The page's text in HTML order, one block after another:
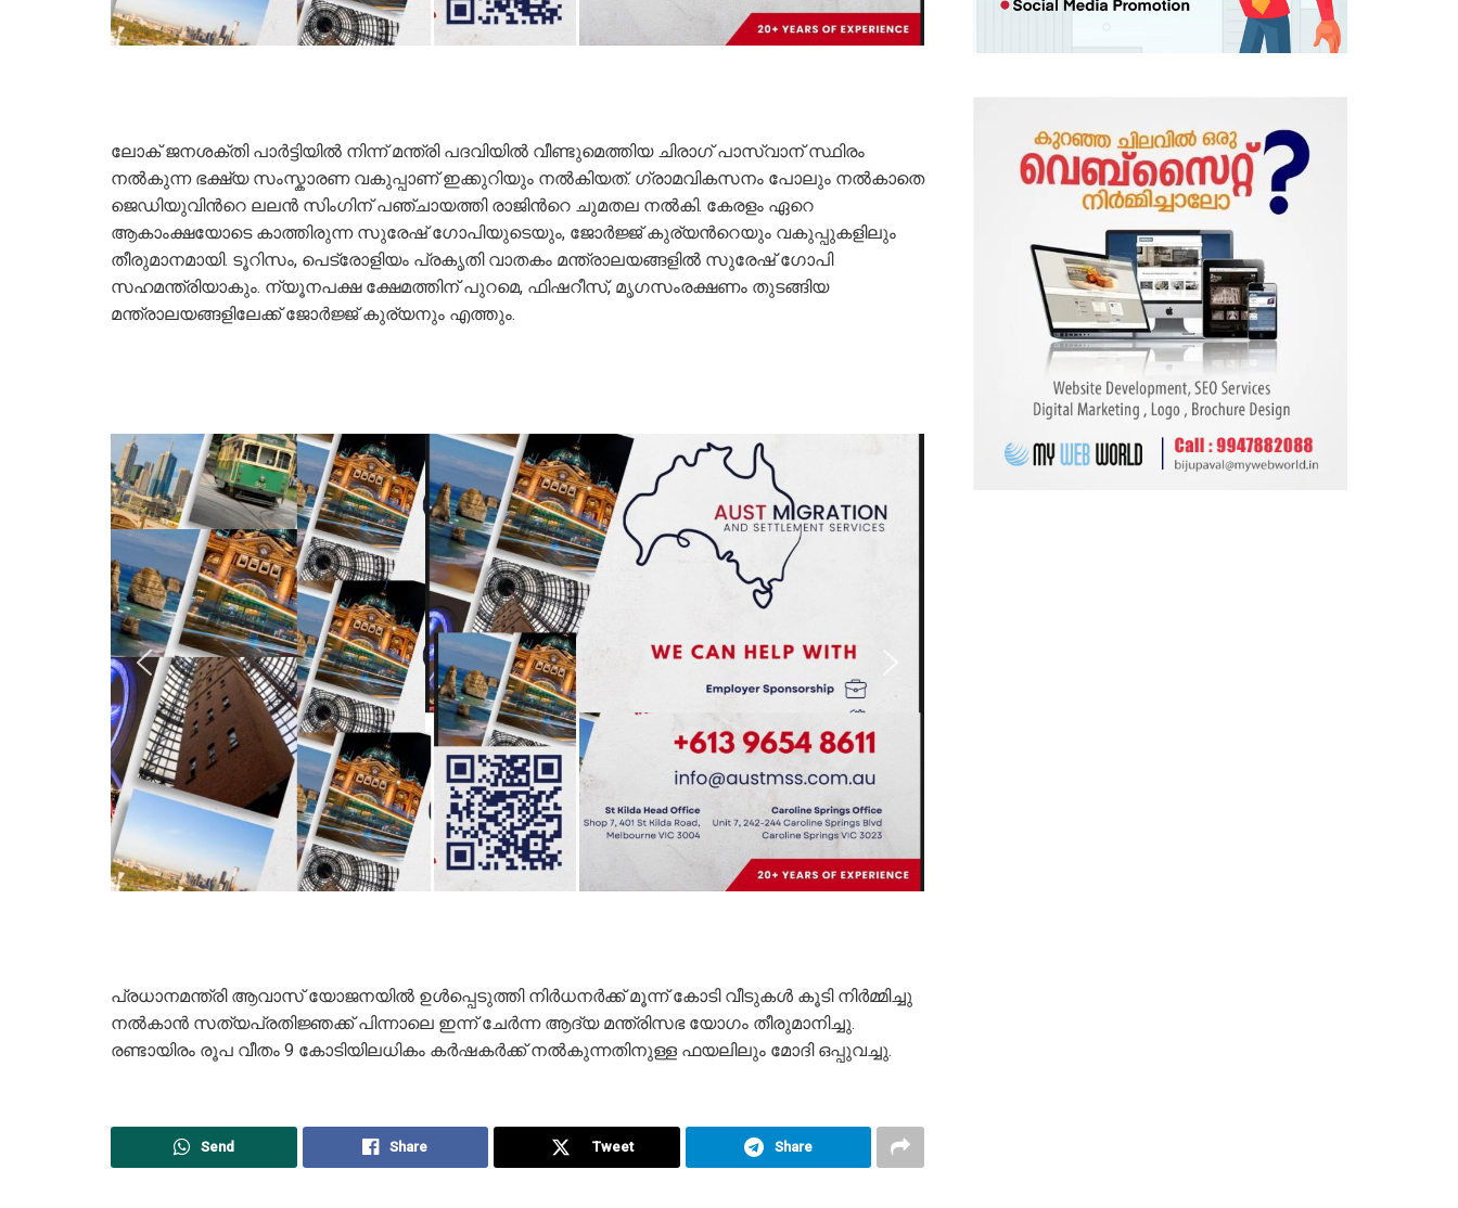
ലോക് ജനശക്തി പാര്‍ട്ടിയിൽ നിന്ന് മന്ത്രി പദവിയിൽ വീണ്ടുമെത്തിയ ചിരാഗ് പാസ്വാന് സ്ഥിരം
നല്‍കുന്ന ഭക്ഷ്യ സംസ്കാരണ വകുപ്പാണ് ഇക്കുറിയും നല്‍കിയത്. ഗ്രാമവികസനം പോലും നല്‍കാതെ
ജെഡിയുവിന്‍റെ ലലന്‍ സിംഗിന് പഞ്ചായത്തി രാജിന്‍റെ ചുമതല നല്‍കി. കേരളം ഏറെ
ആകാംക്ഷയോടെ കാത്തിരുന്ന സുരേഷ് ഗോപിയുടെയും, ജോര്‍ജ്ജ് കുര്യന്‍റെയും വകുപ്പുകളിലും
തീരുമാനമായി. ടൂറിസം, പെട്രോളിയം പ്രകൃതി വാതകം മന്ത്രാലയങ്ങളില്‍ സുരേഷ് ഗോപി
സഹമന്ത്രിയാകും. ന്യൂനപക്ഷ ക്ഷേമത്തിന് പുറമെ, ഫിഷറീസ്, മൃഗസംരക്ഷണം തുടങ്ങിയ
മന്ത്രാലയങ്ങളിലേക്ക് ജോര്‍ജ്ജ് കുര്യനും എത്തും.
പ്രധാനമന്ത്രി ആവാസ് യോജനയിൽ ഉള്‍പ്പെടുത്തി നിര്‍ധനര്‍ക്ക് മൂന്ന് കോടി വീടുകള്‍ കൂടി നിര്‍മ്മിച്ചു
നല്‍കാന്‍ സത്യപ്രതിജ്ഞക്ക് പിന്നാലെ ഇന്ന് ചേര്‍ന്ന ആദ്യ മന്ത്രിസഭ യോഗം തീരുമാനിച്ചു.
രണ്ടായിരം രൂപ വീതം 9 കോടിയിലധികം കർഷകർക്ക് നൽകുന്നതിനുള്ള ഫയലിലും മോദി ഒപ്പുവച്ചു.
Send Share Tweet Share